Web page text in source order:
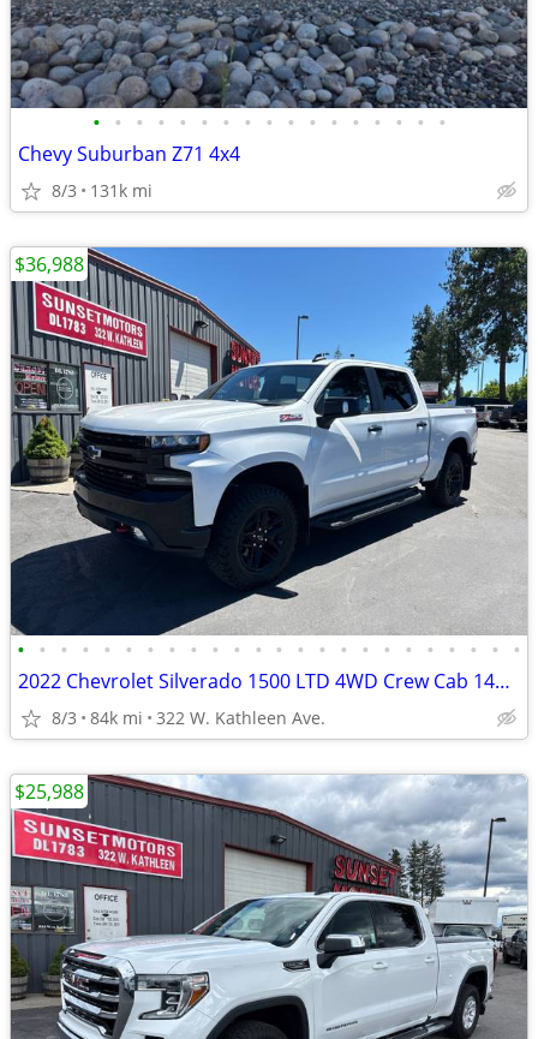
• • • • • • • • • • • • • • • • •
Chevy Suburban Z71 4x4
8/3 131k mi
• • • • • • • • • • • • • • • • • • • • • • • •
2022 Chevrolet Silverado 1500 LTD 4WD Crew Cab 147 LT Trail Boss
8/3 84k mi 322 W. Kathleen Ave.
$36,988
$25,988